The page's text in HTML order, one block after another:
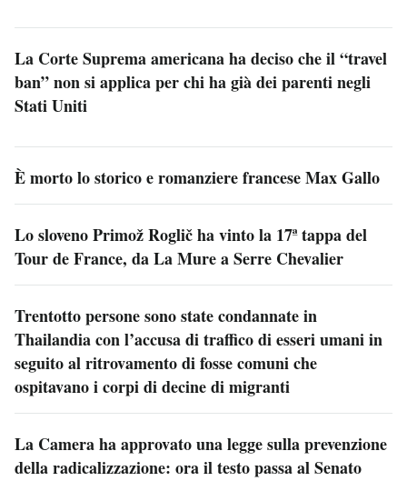
La Corte Suprema americana ha deciso che il “travel
ban” non si applica per chi ha già dei parenti negli
Stati Uniti
È morto lo storico e romanziere francese Max Gallo
Lo sloveno Primož Roglič ha vinto la 17ª tappa del
Tour de France, da La Mure a Serre Chevalier
Trentotto persone sono state condannate in
Thailandia con l’accusa di traffico di esseri umani in
seguito al ritrovamento di fosse comuni che
ospitavano i corpi di decine di migranti
La Camera ha approvato una legge sulla prevenzione
della radicalizzazione: ora il testo passa al Senato